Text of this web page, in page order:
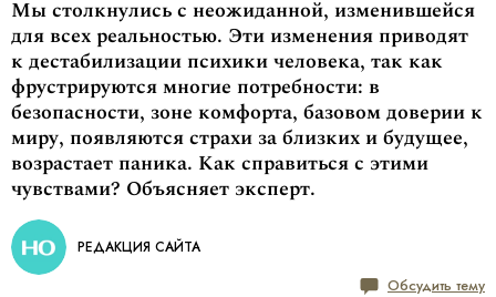
Мы столкнулись с неожиданной, изменившейся
для всех реальностью. Эти изменения приводят
к дестабилизации психики человека, так как
фрустрируются многие потребности: в
безопасности, зоне комфорта, базовом доверии к
миру, появляются страхи за близких и будущее,
возрастает паника. Как справиться с этими
чувствами? Объясняет эксперт.
РЕДАКЦИЯ САЙТА
Обсудить тему